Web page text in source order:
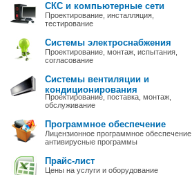
СКС и компьютерные сети
Проектирование, инсталляция,
тестирование
Системы электроснабжения
Проектирование, монтаж, испытания,
согласование
Системы вентиляции и
кондиционирования
Проектирование, поставка, монтаж,
обслуживание
Программное обеспечение
Лицензионное программное обеспечение,
антивирусные программы
Прайс-лист
Цены на услуги и оборудование